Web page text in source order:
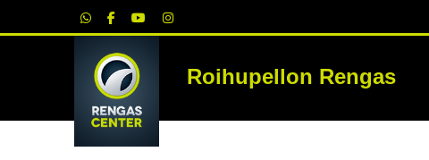
Roihupellon RengasRENKAAT